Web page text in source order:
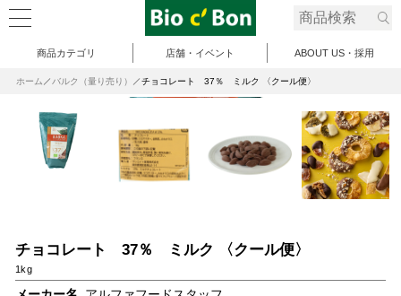
商品カテゴリ 店舗・イベント ABOUT US・採用
ホーム バルク（量り売り） チョコレート 37％ ミルク 〈クール便〉
チョコレート 37％ ミルク 〈クール便〉
1kg